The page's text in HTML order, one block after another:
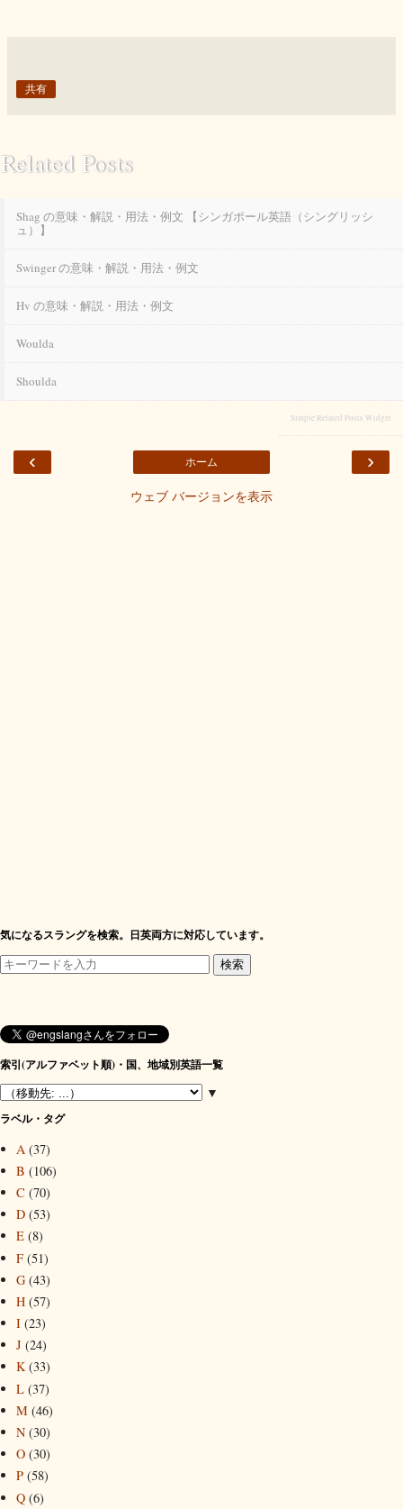
共有
Related Posts
Shag の意味・解説・用法・例文 【シンガポール英語（シングリッシ
ュ）】
Swinger の意味・解説・用法・例文
Hv の意味・解説・用法・例文
Woulda
Shoulda
Simple Related Posts Widget
‹ ›
ホーム
ウェブ バージョンを表示
気になるスラングを検索。日英両方に対応しています。
索引(アルファベット順)・国、地域別英語一覧
▼
ラベル・タグ
A (37)
B (106)
C (70)
D (53)
E (8)
F (51)
G (43)
H (57)
I (23)
J (24)
K (33)
L (37)
M (46)
N (30)
O (30)
P (58)
Q (6)